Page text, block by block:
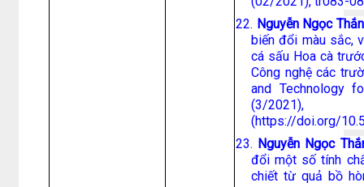
22. Nguyễn Ngọc
biến đổi màu sắc,
cá sấu Hoa cà
Công nghệ các
and Technology
(3/2021),
(https://doi.org/
23. Nguyễn Ngọc
đổi một số tính
chiết từ quả bồ